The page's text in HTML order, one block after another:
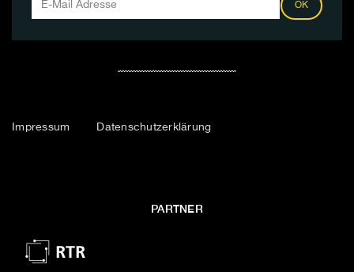
OK
Impressum Datenschutzerklärung
PARTNER